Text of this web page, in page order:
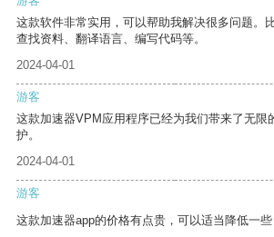
这款软件非常实用，可以帮助我解决很多问题。
查找资料、翻译语言、编写代码等。
2024-04-01
游客
这款加速器VPM应用程序已经为我们带来了无限
护。
2024-04-01
游客
这款加速器app的价格有点贵，可以适当降低一些